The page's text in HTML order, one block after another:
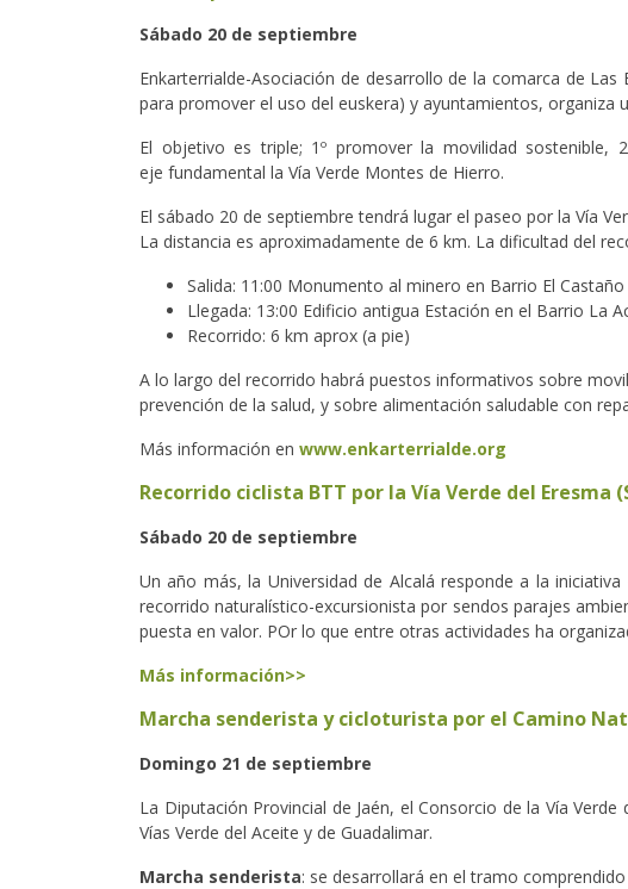
Sábado 20 de septiembre
Enkarterrialde-Asociación de desarrollo de la comarca de
para promover el uso del euskera) y ayuntamientos, organiza
El objetivo es triple; 1º promover la movilidad
eje fundamental la Vía Verde Montes de Hierro.
El sábado 20 de septiembre tendrá lugar el paseo por la Vía
La distancia es aproximadamente de 6 km. La dificultad del
Salida: 11:00 Monumento al minero en Barrio El
Llegada: 13:00 Edificio antigua Estación en el Barrio La
Recorrido: 6 km aprox (a pie)
A lo largo del recorrido habrá puestos informativos sobre
prevención de la salud, y sobre alimentación saludable con
Más información en www.enkarterrialde.org
Recorrido ciclista BTT por la Vía Verde del Eresma
Sábado 20 de septiembre
Un año más, la Universidad de Alcalá responde a la
recorrido naturalístico-excursionista por sendos parajes
puesta en valor. POr lo que entre otras actividades ha
Más información>>
Marcha senderista y cicloturista por el Camino
Domingo 21 de septiembre
La Diputación Provincial de Jaén, el Consorcio de la Vía
Vías Verde del Aceite y de Guadalimar.
Marcha senderista: se desarrollará en el tramo